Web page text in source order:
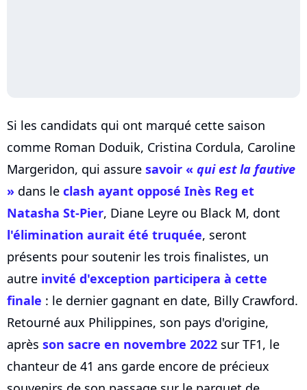
Si les candidats qui ont marqué cette saison
comme Roman Doduik, Cristina Cordula, Caroline
Margeridon, qui assure savoir « qui est la fautive
» dans le clash ayant opposé Inès Reg et
Natasha St-Pier, Diane Leyre ou Black M, dont
l'élimination aurait été truquée, seront
présents pour soutenir les trois finalistes, un
autre invité d'exception participera à cette
finale : le dernier gagnant en date, Billy Crawford.
Retourné aux Philippines, son pays d'origine,
après son sacre en novembre 2022 sur TF1, le
chanteur de 41 ans garde encore de précieux